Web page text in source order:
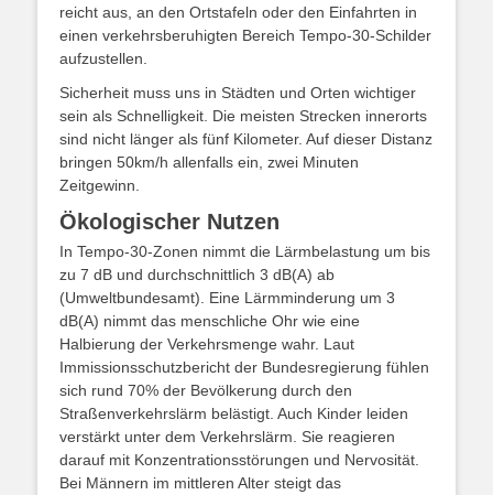
reicht aus, an den Ortstafeln oder den Einfahrten in
einen verkehrsberuhigten Bereich Tempo-30-Schilder
aufzustellen.
Sicherheit muss uns in Städten und Orten wichtiger
sein als Schnelligkeit. Die meisten Strecken innerorts
sind nicht länger als fünf Kilometer. Auf dieser Distanz
bringen 50km/h allenfalls ein, zwei Minuten
Zeitgewinn.
Ökologischer Nutzen
In Tempo-30-Zonen nimmt die Lärmbelastung um bis
zu 7 dB und durchschnittlich 3 dB(A) ab
(Umweltbundesamt). Eine Lärmminderung um 3
dB(A) nimmt das menschliche Ohr wie eine
Halbierung der Verkehrsmenge wahr. Laut
Immissionsschutzbericht der Bundesregierung fühlen
sich rund 70% der Bevölkerung durch den
Straßenverkehrslärm belästigt. Auch Kinder leiden
verstärkt unter dem Verkehrslärm. Sie reagieren
darauf mit Konzentrationsstörungen und Nervosität.
Bei Männern im mittleren Alter steigt das